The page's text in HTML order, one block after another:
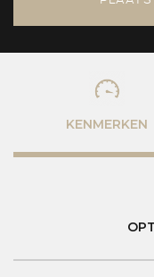
KENMERKEN